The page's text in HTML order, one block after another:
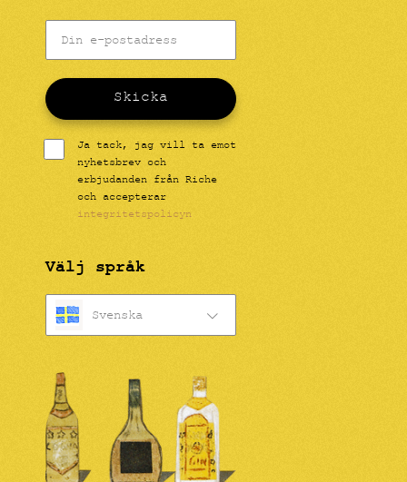
Skicka
Ja tack, jag vill ta emot
nyhetsbrev och
erbjudanden från Riche
och accepterar
integritetspolicyn
Välj språk
Svenska